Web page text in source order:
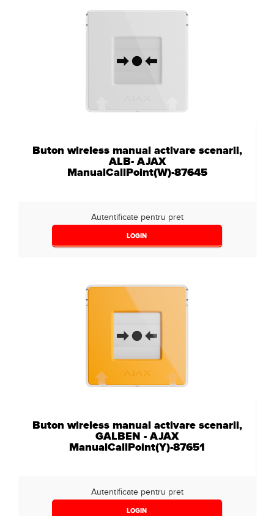
Buton wireless manual activare scenarii,
ALB- AJAX
ManualCallPoint(W)-87645
Autentificate pentru pret
LOGIN
Buton wireless manual activare scenarii,
GALBEN - AJAX
ManualCallPoint(Y)-87651
Autentificate pentru pret
LOGIN